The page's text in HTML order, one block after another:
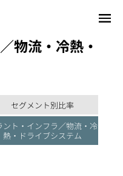
物流・冷熱・
セグメント別比率
ント・インフラ／物流・冷
熱・ドライブシステム